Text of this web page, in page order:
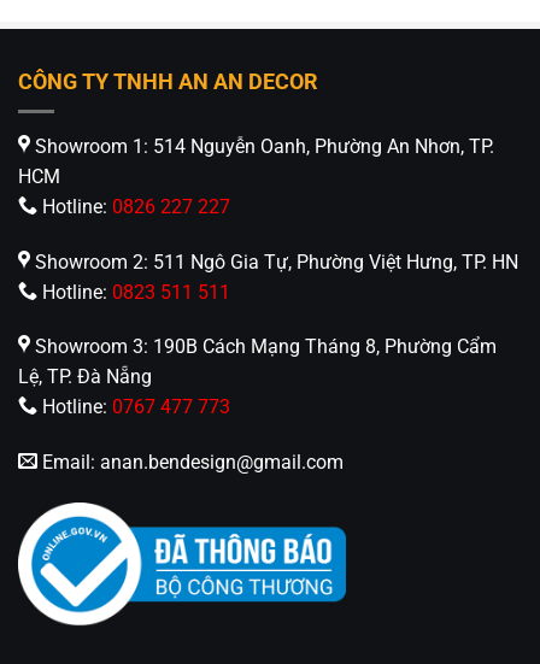
🏢CN 1: 514 Nguyễn Oanh, Phường An Nhơn, TP.
Hồ Chí Minh
🏢CN 2: 511 Ngô Gia Tự, Phường Việt Hưng, TP. Hà
Hotline: 0826.227.227 – 0813.160.160 –
Fanpage:Đèn Trang Trí An An Decor
là:
tại
19.980.000₫.
là:
tại
CÔNG TY TNHH AN AN DECOR
Showroom 1: 514 Nguyễn Oanh, Phường An Nhơn, TP.
HCM
Hotline: 0826 227 227
Showroom 2: 511 Ngô Gia Tự, Phường Việt Hưng, TP. HN
Hotline: 0823 511 511
Showroom 3: 190B Cách Mạng Tháng 8, Phường Cẩm
Lệ, TP. Đà Nẵng
Hotline: 0767 477 773
Email: anan.bendesign@gmail.com